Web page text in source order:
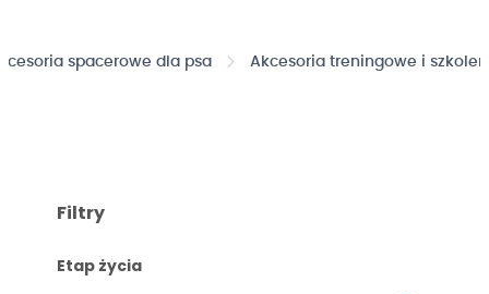
spacerowe dla psa Akcesoria treningowe i
Filtry
Etap życia